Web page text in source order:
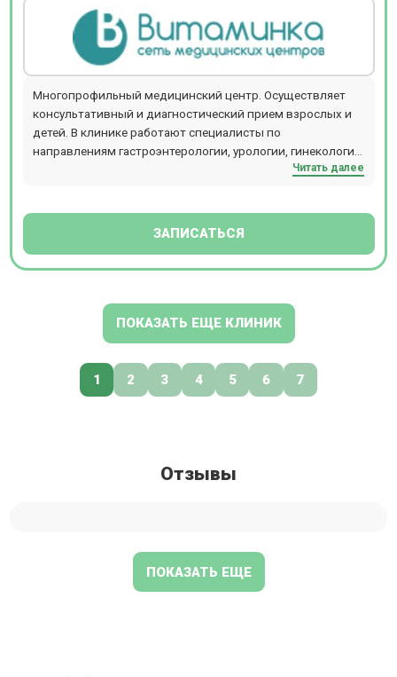
Многопрофильный медицинский центр. Осуществляет
консультативный и диагностический прием взрослых и
детей. В клинике работают специалисты по
направлениям гастроэнтерологии, урологии, гинекологии,
кардиологии, неврологии, терапии и т.д. ПриемЧитать далее
ЗАПИСАТЬСЯ
ПОКАЗАТЬ ЕЩЕ КЛИНИК
1 2 3 4 5 6 7
Отзывы
ПОКАЗАТЬ ЕЩЕ